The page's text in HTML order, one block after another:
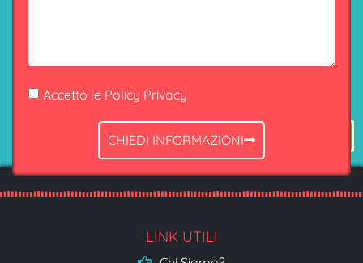
Accetto le Policy Privacy
CHIEDI INFORMAZIONI
LINK UTILI